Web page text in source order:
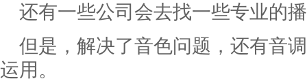
还有一些公司会去找一些专业的
但是，解决了音色问题，还有音
运用。